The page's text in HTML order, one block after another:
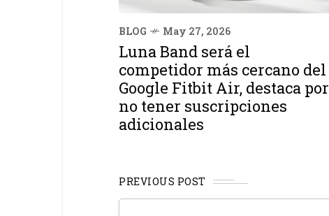
BLOG May 27, 2026
Luna Band será el
competidor más cercano del
Google Fitbit Air, destaca por
no tener suscripciones
adicionales
PREVIOUS POST